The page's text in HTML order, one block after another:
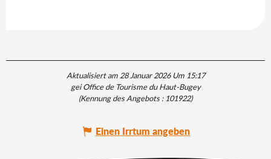
Aktualisiert am 28 Januar 2026 Um 15:17
gei Office de Tourisme du Haut-Bugey
(Kennung des Angebots : 101922)
Einen Irrtum angeben